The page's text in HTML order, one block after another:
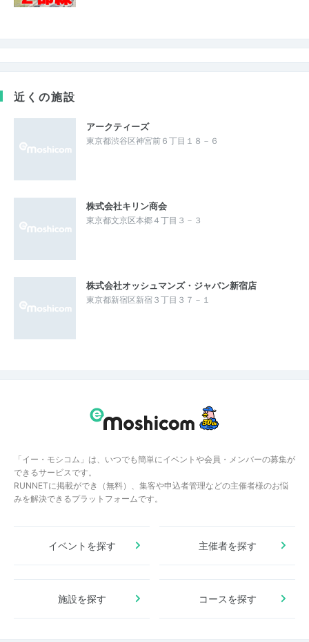
近くの施設
アークティーズ
東京都渋谷区神宮前６丁目１８－６
株式会社キリン商会
東京都文京区本郷４丁目３－３
株式会社オッシュマンズ・ジャパン新宿店
東京都新宿区新宿３丁目３７－１
「イー・モシコム」は、いつでも簡単にイベントや会員・メンバーの募集が
できるサービスです。
RUNNETに掲載ができ（無料）、集客や申込者管理などの主催者様のお悩
みを解決できるプラットフォームです。
イベントを探す 主催者を探す
施設を探す コースを探す